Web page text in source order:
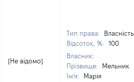
[Не відомо]
Тип права:
Власність
Відсоток, %:
100
Власник:
Прізвище:
Мельник
Ім'я:
Марія